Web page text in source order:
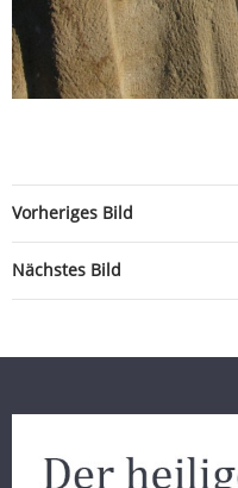
Vorheriges Bild
Nächstes Bild